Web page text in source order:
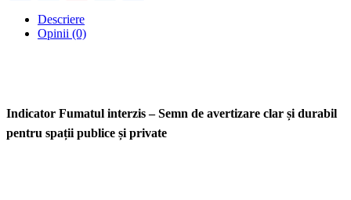
Descriere
Opinii (0)
Indicator Fumatul interzis – Semn de avertizare clar și durabil
pentru spații publice și private